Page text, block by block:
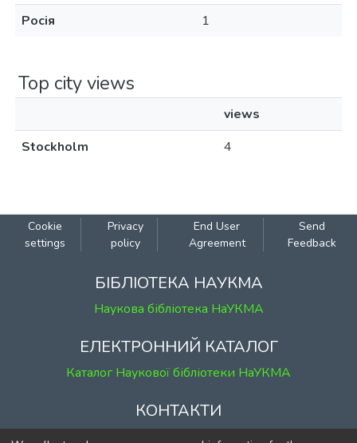
Росія
1
Top city views
views
Stockholm
4
Cookie
settings
Privacy
policy
End User
Agreement
Send
Feedback
БІБЛІОТЕКА НАУКМА
Наукова бібліотека НаУКМА
ЕЛЕКТРОННИЙ КАТАЛОГ
Каталог Наукової бібліотеки НаУКМА
КОНТАКТИ
м. Київ, вул. Григорія Сковороди, 2